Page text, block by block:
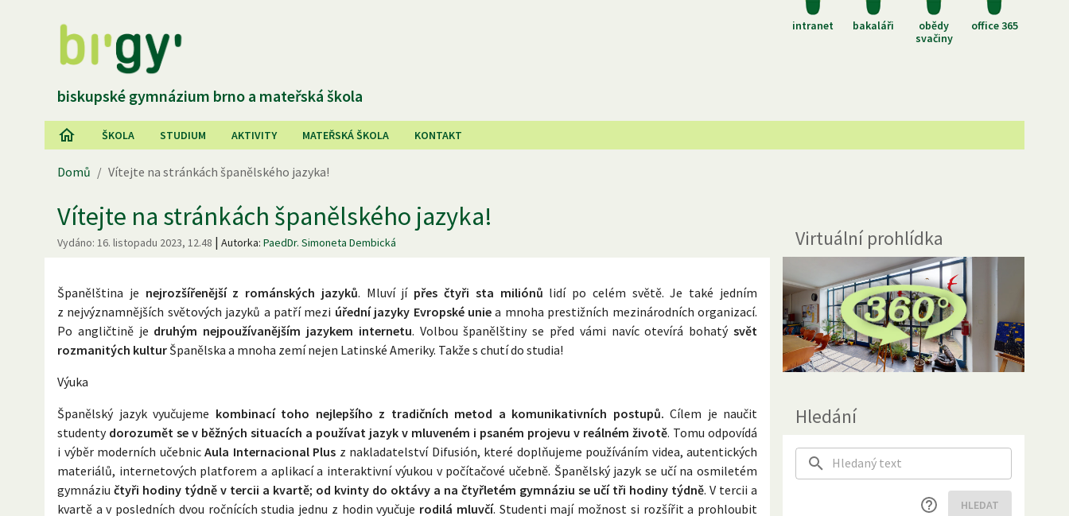
intranet bakaláři
obědy
svačiny
office 365
biskupské gymnázium brno a mateřská škola
ŠKOLA STUDIUM AKTIVITY MATEŘSKÁ ŠKOLA KONTAKT
Domů / Vítejte na stránkách španělského jazyka!
Vítejte na stránkách španělského jazyka!
Vydáno: 16. listopadu 2023, 12.48 | Autorka: PaedDr. Simoneta Dembická
Španělština je nejrozšířenější z románských jazyků. Mluví jí přes čtyři sta miliónů lidí po celém světě. Je také jedním
z nejvýznamnějších světových jazyků a patří mezi úřední jazyky Evropské uniea mnoha prestižních mezinárodních organizací.
Po angličtině je druhým nejpoužívanějším jazykem internetu. Volbou španělštiny se před vámi navíc otevírá bohatýsvět
rozmanitých kulturŠpanělska a mnoha zemí nejen Latinské Ameriky. Takže s chutí do studia!
Výuka
Španělský jazyk vyučujeme kombinací toho nejlepšího z tradičních metod a komunikativních postupů. Cílem je naučit
studenty dorozumět se v běžných situacích a používat jazyk v mluveném i psaném projevu v reálném životě. Tomu odpovídá
i výběr moderních učebnic Aula Internacional Plus z nakladatelství Difusión, které doplňujeme používáním videa, autentických
materiálů, internetových platforem a aplikací a interaktivní výukou v počítačové učebně. Španělský jazyk se učí na osmiletém
gymnáziu čtyři hodiny týdně v tercii a kvartě; od kvinty do oktávy a na čtyřletém gymnáziu se učí tři hodiny týdně. V tercii a
kvartě a v posledních dvou ročnících studia jednu z hodin vyučuje rodilá mluvčí. Studenti mají možnost si rozšířit a prohloubit
Virtuální prohlídka
Hledání
HLEDAT